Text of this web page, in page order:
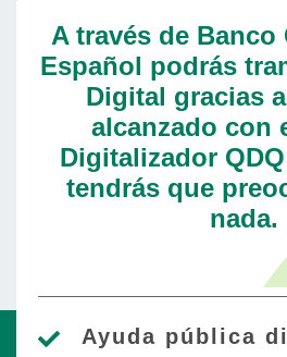
A través de
Español podrás
Digital gracias
alcanzado con
Digitalizador
tendrás que
nada.
Ayuda pública